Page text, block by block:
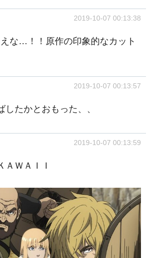
2019-10-07 00:13:38
な…！！原作の印象的なカット
2019-10-07 00:13:57
したかとおもった、、
2019-10-07 00:13:59
ＡＷＡＩＩ